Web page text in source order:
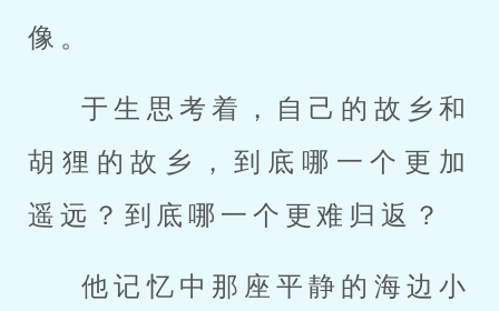
像。
于生思考着，自己的故乡和
胡狸的故乡，到底哪一个更加
遥远？到底哪一个更难归返？
他记忆中那座平静的海边小